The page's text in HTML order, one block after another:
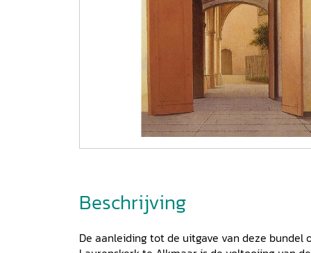
Beschrijving
De aanleiding tot de uitgave van deze bundel